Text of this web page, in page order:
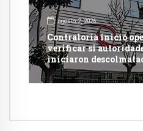
agosto 2, 2026
Contraloría inició
verificar si
iniciaron
ríos ante Fenómeno